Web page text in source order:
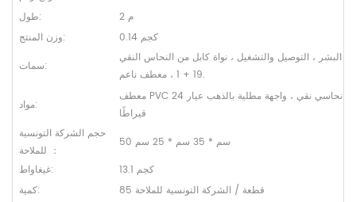
طول:
2 م
وزن المنتج:
0.14 كجم
سمات:
البشر ، التوصيل والتشغيل ، نواة كابل من النحاس النقي
19 + 1 ، معطف ناعم.
مواد:
معطف PVC صديق للبيئة ؛ قلب نحاسي نقي ، واجهة مطلية بالذهب عيار 24
قيراطًا
حجم الشركة التونسية
：
50 سم * 35 سم * 25 سم
غيغاواط:
13.1 كجم
كمية:
85 قطعة / الشركة التونسية للملاحة